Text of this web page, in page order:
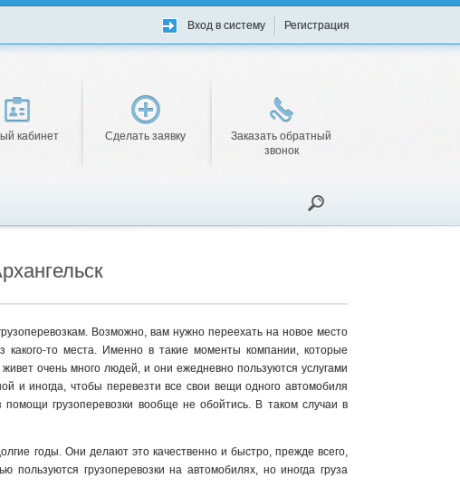
Вход в систему Регистрация
кабинет Сделать заявку
Заказать обратный
звонок
Возможно, вам нужно переехать на новое место
то места. Именно в такие моменты компании, которые
очень много людей, и они ежедневно пользуются услугами
и иногда, чтобы перевезти все свои вещи одного автомобиля
грузоперевозки вообще не обойтись. В таком случаи в
годы. Они делают это качественно и быстро, прежде всего,
грузоперевозки на автомобилях, но иногда груза